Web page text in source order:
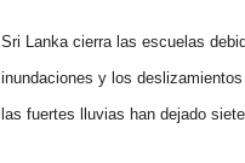
Sri Lanka cierra las escuelas
inundaciones y los
las fuertes lluvias han dejado